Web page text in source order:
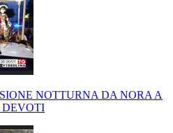
NOTTURNA DA NORA A